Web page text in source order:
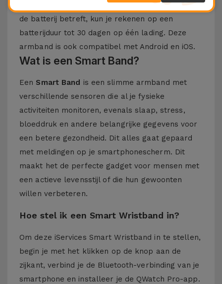
op je pols, zonder een seconde te missen. Wat
de batterij betreft, kun je rekenen op een
batterijduur tot 30 dagen op één lading. Deze
armband is ook compatibel met Android en iOS.
Wat is een Smart Band?
Een Smart Band is een slimme armband met
verschillende sensoren die al je fysieke
activiteiten monitoren, evenals slaap, stress,
bloeddruk en andere belangrijke gegevens voor
een betere gezondheid. Dit alles gaat gepaard
met meldingen op je smartphonescherm. Dit
maakt het de perfecte gadget voor mensen met
een actieve levensstijl of die hun gewoonten
willen verbeteren.
Hoe stel ik een Smart Wristband in?
Om deze iServices Smart Wristband in te stellen,
begin je met het klikken op de knop aan de
zijkant, verbind je de Bluetooth-verbinding van je
smartphone en installeer je de QWatch Pro-app.